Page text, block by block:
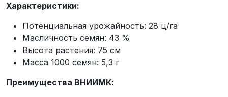
Характеристики:
Потенциальная урожайность: 28 ц/га
Масличность семян: 43 %
Высота растения: 75 см
Масса 1000 семян: 5,3 г
Преимущества ВНИИМК: